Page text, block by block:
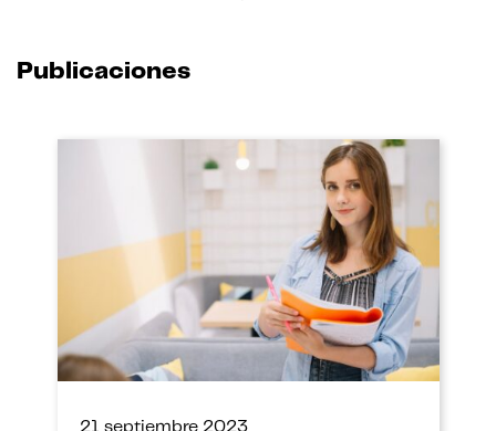
Publicaciones
21 septiembre 2023